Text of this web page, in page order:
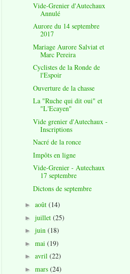
Vide-Grenier d'Autechaux
Annulé
Aurore du 14 septembre
2017
Mariage Aurore Salviat et
Marc Pereira
Cyclistes de la Ronde de
l'Espoir
Ouverture de la chasse
La "Ruche qui dit oui" et
"L'Ecayen"
Vide grenier d'Autechaux -
Inscriptions
Nacré de la ronce
Impôts en ligne
Vide-Grenier - Autechaux
17 septembre
Dictons de septembre
► août (14)
► juillet (25)
► juin (18)
► mai (19)
► avril (22)
► mars (24)